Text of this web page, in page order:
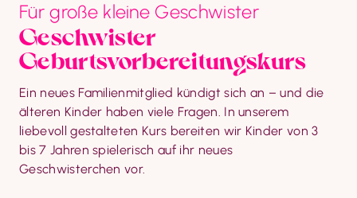
Für große kleine Geschwister
Geschwister
Geburtsvorbereitungskurs
Ein neues Familienmitglied kündigt sich an – und die
älteren Kinder haben viele Fragen. In unserem
liebevoll gestalteten Kurs bereiten wir Kinder von 3
bis 7 Jahren spielerisch auf ihr neues
Geschwisterchen vor.